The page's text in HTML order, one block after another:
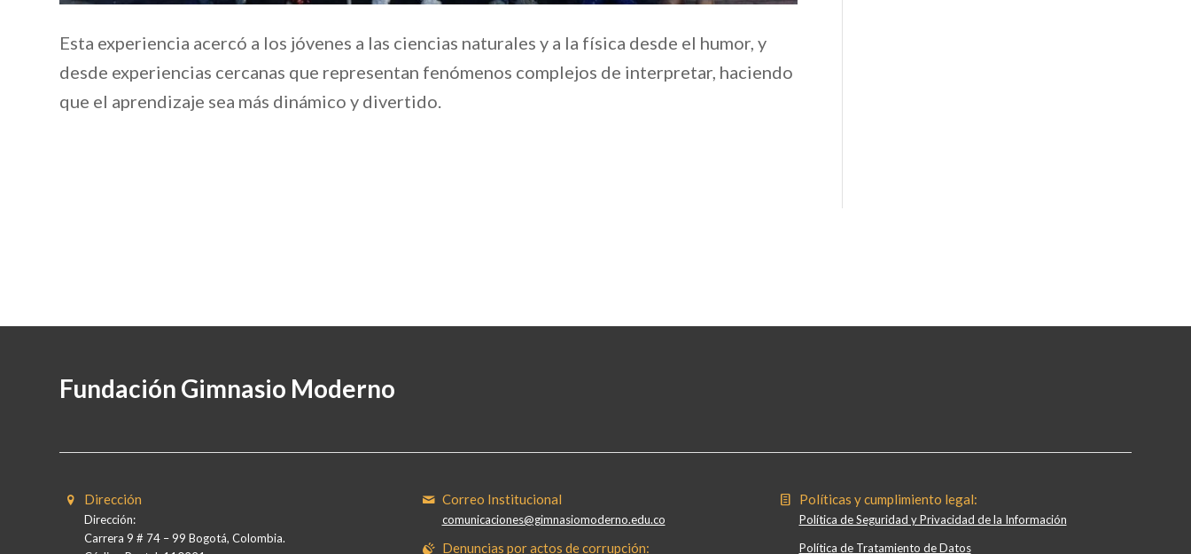
Esta experiencia acercó a los jóvenes a las ciencias naturales y a la física desde el humor, y
desde experiencias cercanas que representan fenómenos complejos de interpretar, haciendo
que el aprendizaje sea más dinámico y divertido.
Fundación Gimnasio Moderno
Dirección
Dirección:
Carrera 9 # 74 – 99 Bogotá, Colombia.
Correo Institucional
comunicaciones@gimnasiomoderno.edu.co
Denuncias por actos de corrupción:
Políticas y cumplimiento legal:
Política de Seguridad y Privacidad de la Información
Política de Tratamiento de Datos